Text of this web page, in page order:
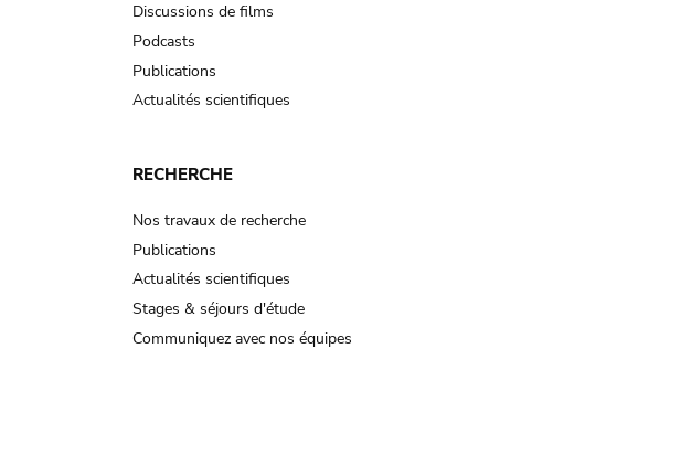
Discussions de films
Podcasts
Publications
Actualités scientifiques
RECHERCHE
Nos travaux de recherche
Publications
Actualités scientifiques
Stages & séjours d'étude
Communiquez avec nos équipes